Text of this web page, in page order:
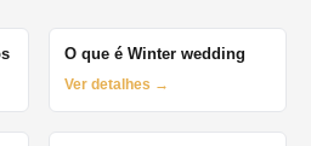
O que é Winter wedding
Ver detalhes →